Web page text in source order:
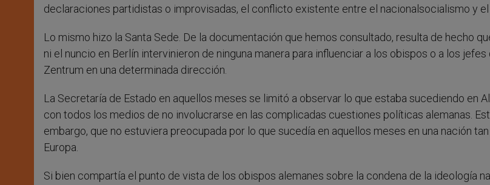
declaraciones partidistas o improvisadas, el conflicto existente entre el nacionalsocialismo y
Lo mismo hizo la Santa Sede. De la documentación que hemos consultado, resulta de hecho
ni el nuncio en Berlín intervinieron de ninguna manera para influenciar a los obispos o a los
Zentrum en una determinada dirección.
La Secretaría de Estado en aquellos meses se limitó a observar lo que estaba sucediendo en
con todos los medios de no involucrarse en las complicadas cuestiones políticas alemanas.
embargo, que no estuviera preocupada por lo que sucedía en aquellos meses en una nación
Europa.
Si bien compartía el punto de vista de los obispos alemanes sobre la condena de la ideología